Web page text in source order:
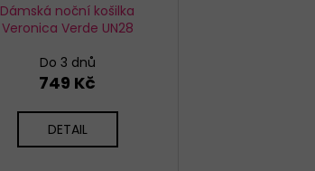
Dámská noční košilka
Veronica Verde UN28
Do 3 dnů
749 Kč
DETAIL